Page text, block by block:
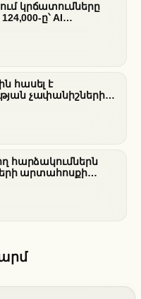
կրճատումները
ը՝ AI
ֆոնին
հասել է
չափանիշների
հարձակումներն
արտահոսքի
մակարդակի